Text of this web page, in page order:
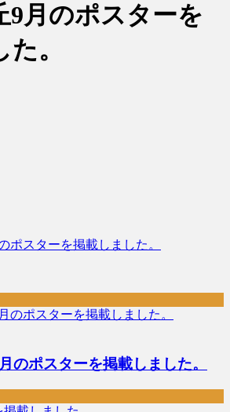
9月のポスターを
。
ポスターを掲載しました。
のポスターを掲載しました。